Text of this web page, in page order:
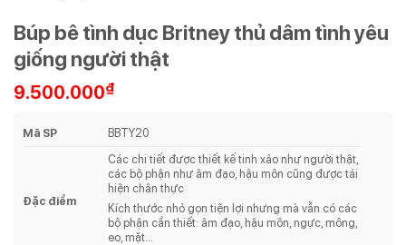
Búp bê tình dục Britney thủ dâm tình yêu
giống người thật
9.500.000₫
Mã SP BBTY20
Đặc điểm
Các chi tiết được thiết kế tinh xảo như người thật,
các bộ phận như âm đạo, hậu môn cũng được tái
hiện chân thực
Kích thước nhỏ gọn tiện lợi nhưng mà vẫn có các
bộ phận cần thiết: âm đạo, hậu môn, ngực, mông,
eo, mặt…